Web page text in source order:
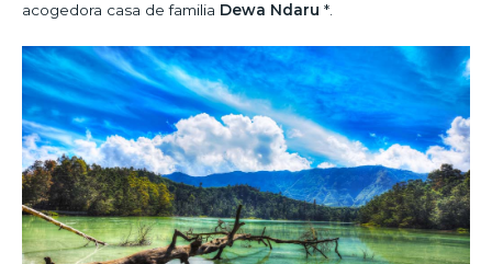
acogedora casa de familia Dewa Ndaru *.